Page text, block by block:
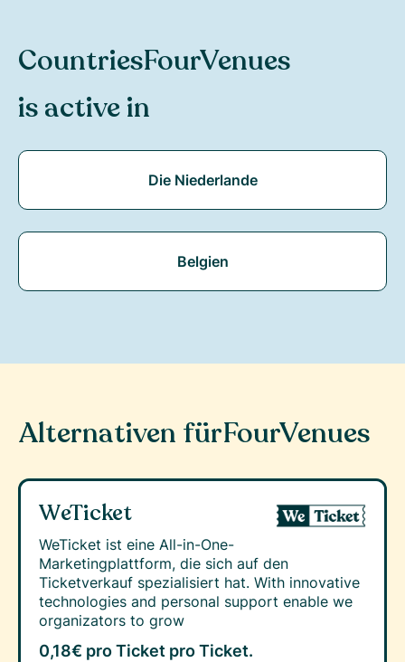
CountriesFourVenues
is active in
Die Niederlande
Belgien
Alternativen fürFourVenues
WeTicket
WeTicket ist eine All-in-One-
Marketingplattform, die sich auf den
Ticketverkauf spezialisiert hat. With innovative
technologies and personal support enable we
organizators to grow
0,18€ pro Ticket pro Ticket.